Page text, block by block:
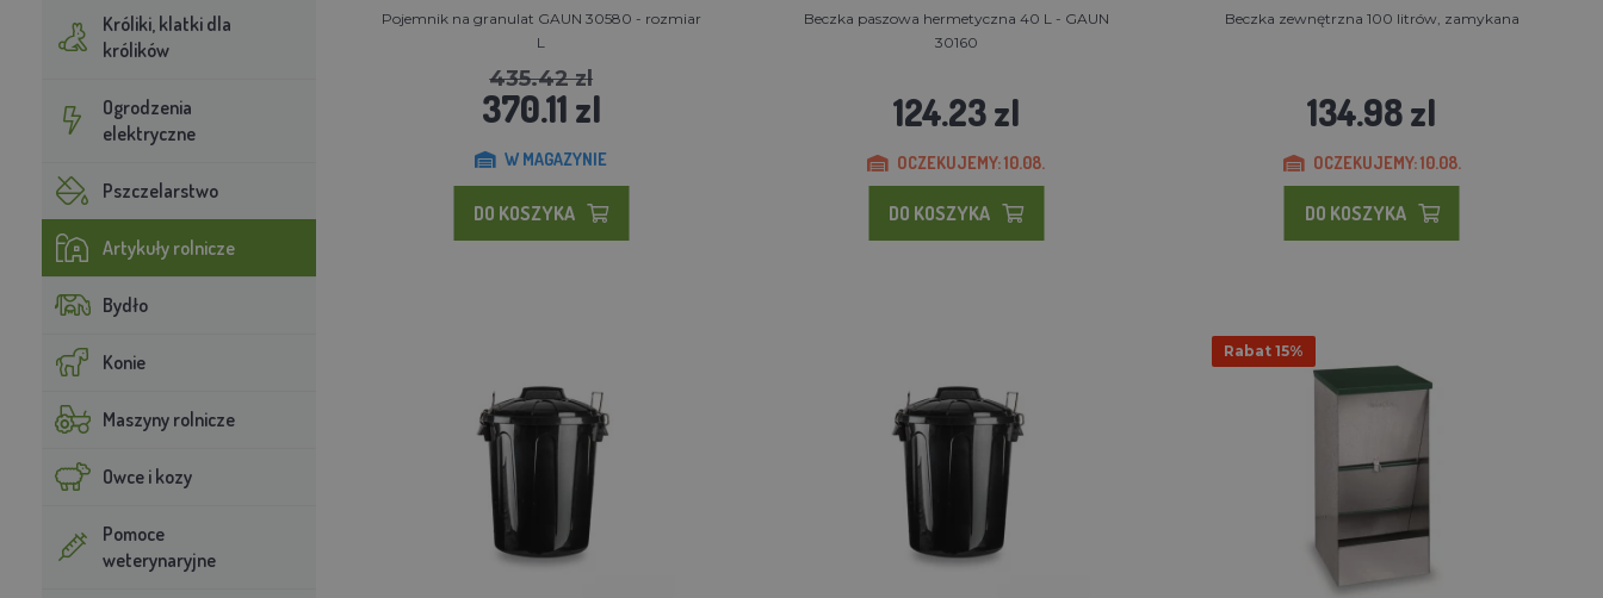
Króliki, klatki dla
królików
Ogrodzenia
elektryczne
Pszczelarstwo
Artykuły rolnicze
Bydło
Konie
Maszyny rolnicze
Owce i kozy
Pomoce
weterynaryjne
Pojemnik na granulat GAUN 30580 - rozmiar
L
435.42 zl
370.11 zl
W MAGAZYNIE
DO KOSZYKA
Beczka paszowa hermetyczna 40 L - GAUN
30160
124.23 zl
OCZEKUJEMY: 10.08.
DO KOSZYKA
Beczka zewnętrzna 100 litrów, zamykana
134.98 zl
OCZEKUJEMY: 10.08.
DO KOSZYKA
Rabat 15%